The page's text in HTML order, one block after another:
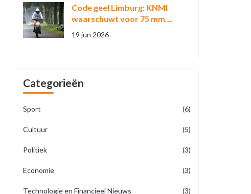
Indonesië
Code geel Limburg: KNMI
waarschuwt voor 75 mm
regen en wateroverlast
19 jun 2026
Categorieën
Sport (6)
Cultuur (5)
Politiek (3)
Economie (3)
Technologie en Financieel Nieuws (3)